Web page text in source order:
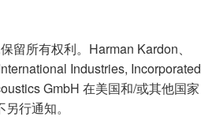
留所有权利。Harman Kardon、
Industries, Incorporated
GmbH 在美国和/或其他国家
行通知。